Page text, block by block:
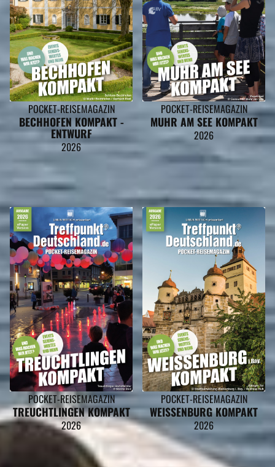
POCKET-REISEMAGAZIN
BECHHOFEN KOMPAKT -
ENTWURF
2026
POCKET-REISEMAGAZIN
MUHR AM SEE KOMPAKT
2026
POCKET-REISEMAGAZIN
TREUCHTLINGEN KOMPAKT
2026
POCKET-REISEMAGAZIN
WEISSENBURG KOMPAKT
2026